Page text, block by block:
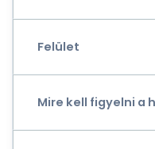
Felület
Mire kell figyelni a